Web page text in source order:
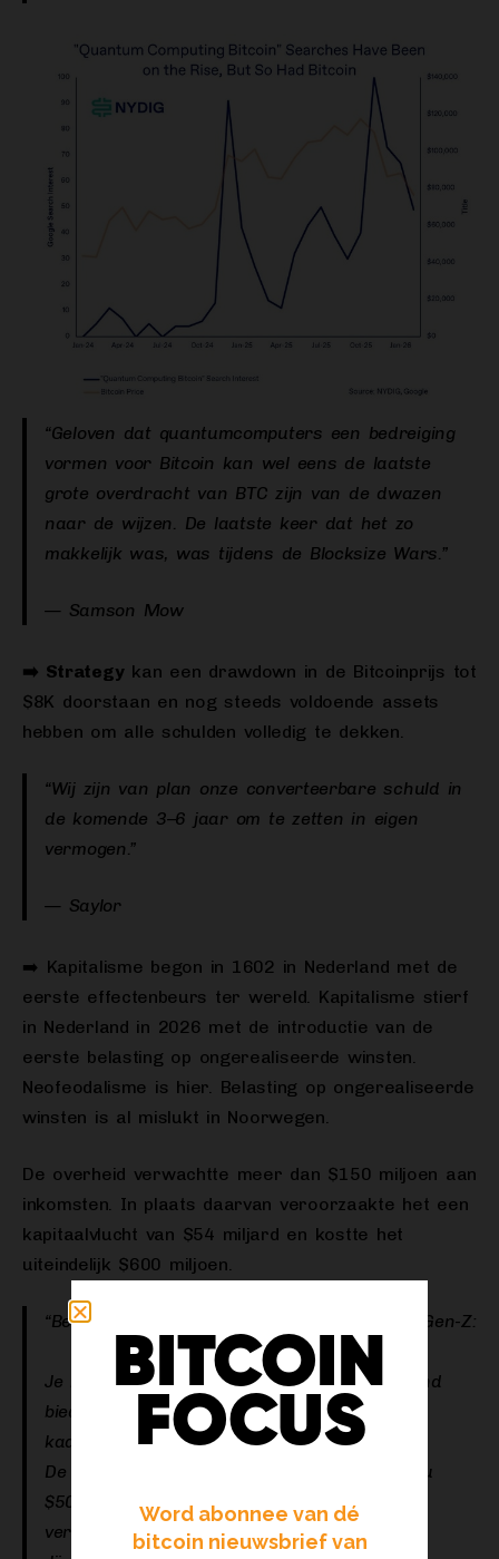
“Geloven dat quantumcomputers een bedreiging
vormen voor Bitcoin kan wel eens de laatste
grote overdracht van BTC zijn van de dwazen
naar de wijzen. De laatste keer dat het zo
makkelijk was, was tijdens de Blocksize Wars.”
— Samson Mow
➡️ Strategykan een drawdown in de Bitcoinprijs tot
$8K doorstaan en nog steeds voldoende assets
hebben om alle schulden volledig te dekken.
“Wij zijn van plan onze converteerbare schuld in
de komende 3–6 jaar om te zetten in eigen
vermogen.”
— Saylor
➡️ Kapitalisme begon in 1602 in Nederland met de
eerste effectenbeurs ter wereld. Kapitalisme stierf
in Nederland in 2026 met de introductie van de
eerste belasting op ongerealiseerde winsten.
Neofeodalisme is hier. Belasting op ongerealiseerde
winsten is al mislukt in Noorwegen.
De overheid verwachtte meer dan $150 miljoen aan
inkomsten. In plaats daarvan veroorzaakte het een
kapitaalvlucht van $54 miljard en kostte het
uiteindelijk $600 miljoen.
“Belasting op ongerealiseerde winsten voor Gen-Z:
Je koopt een Pokémonkaart voor $50. Iemand
biedt je $500. Je zegt nee. Je houdt van die
kaart.
De overheid zegt: ‘Cool, maar die kaart is nu
$500 waard. Je bent ons $100 belasting
verschuldigd.’
BITCOIN
FOCUS
Word abonnee van dé
bitcoin nieuwsbrief van